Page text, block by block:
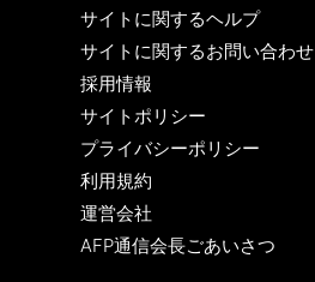
サイトに関するヘルプ
サイトに関するお問い合わせ
採用情報
サイトポリシー
プライバシーポリシー
利用規約
運営会社
AFP通信会長ごあいさつ